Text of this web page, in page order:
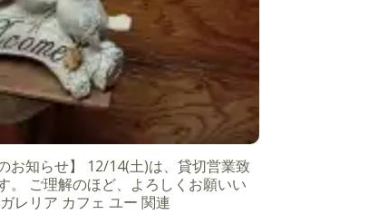
お知らせ】 12/14(土)は、貸切営業致
。 ご理解のほど、よろしくお願いい
レリア カフェ ユー 関連